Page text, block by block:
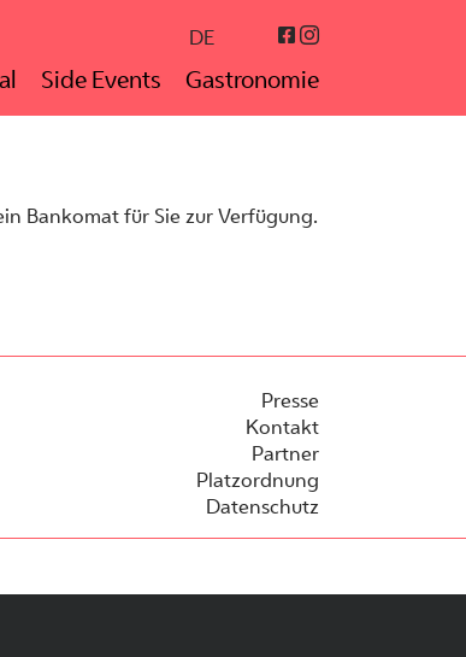
DE Facebook
Side Events Gastronomie
Bankomat für Sie zur Verfügung.
Presse
Kontakt
Partner
Platzordnung
Datenschutz